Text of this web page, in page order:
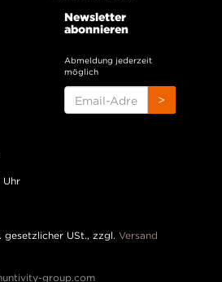
Newsletter
abonnieren
Abmeldung jederzeit
möglich
ADRESSE
>
Uhr
gesetzlicher USt., zzgl. Versand
group.com